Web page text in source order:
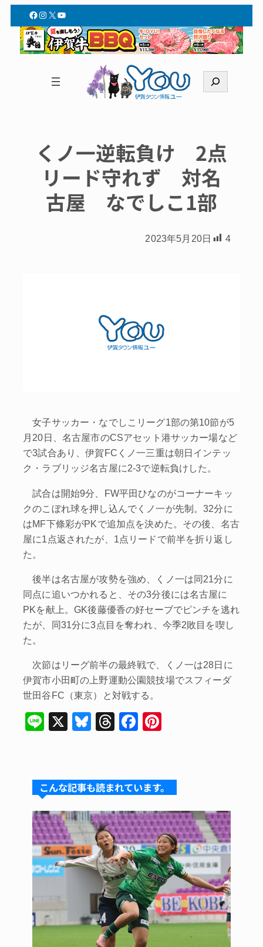
Facebook
Instagram
X YouTube
索
くノ一逆転負け 2点
リード守れず 対名
古屋 なでしこ1部
2023年5月20日 4
女子サッカー・なでしこリーグ1部の第10節が5
月20日、名古屋市のCSアセット港サッカー場など
で3試合あり、伊賀FCくノ一三重は朝日インテッ
ク・ラブリッジ名古屋に2-3で逆転負けした。
試合は開始9分、FW平田ひなのがコーナーキッ
クのこぼれ球を押し込んでくノ一が先制。32分に
はMF下條彩がPKで追加点を決めた。その後、名古
屋に1点返されたが、1点リードで前半を折り返し
た。
後半は名古屋が攻勢を強め、くノ一は同21分に
同点に追いつかれると、その3分後には名古屋に
PKを献上。GK後藤優香の好セーブでピンチを逃れ
たが、同31分に3点目を奪われ、今季2敗目を喫し
た。
次節はリーグ前半の最終戦で、くノ一は28日に
伊賀市小田町の上野運動公園競技場でスフィーダ
世田谷FC（東京）と対戦する。
Li
X
Bl
s
k
y
T
a
d
s
F
e
b
o
o
k
e
st
こんな記事も読まれています。